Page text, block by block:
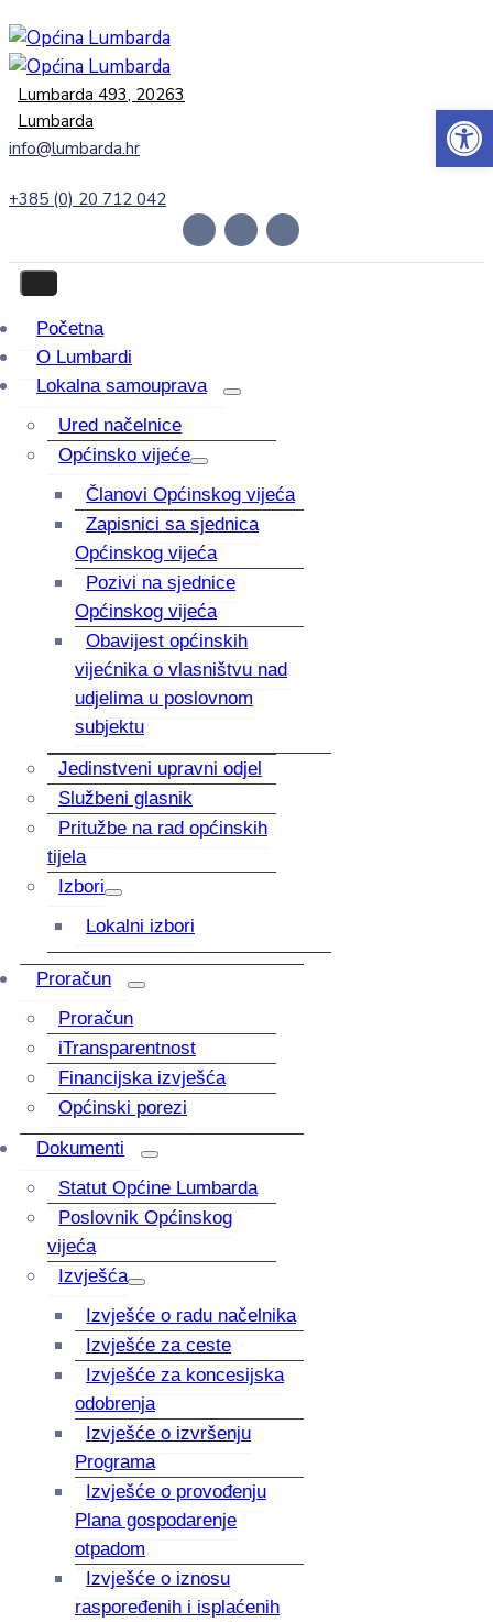
Lumbarda 493, 20263
Lumbarda
info@lumbarda.hr
+385 (0) 20 712 042
Početna
O Lumbardi
Lokalna samouprava
Ured načelnice
Općinsko vijeće
Članovi Općinskog vijeća
Zapisnici sa sjednica
Općinskog vijeća
Pozivi na sjednice
Općinskog vijeća
Obavijest općinskih
vijećnika o vlasništvu nad
udjelima u poslovnom
subjektu
Jedinstveni upravni odjel
Službeni glasnik
Pritužbe na rad općinskih
tijela
Izbori
Lokalni izbori
Proračun
Proračun
iTransparentnost
Financijska izvješća
Općinski porezi
Dokumenti
Statut Općine Lumbarda
Poslovnik Općinskog
vijeća
Izvješća
Izvješće o radu načelnika
Izvješće za ceste
Izvješće za koncesijska
odobrenja
Izvješće o izvršenju
Programa
Izvješće o provođenju
Plana gospodarenje
otpadom
Izvješće o iznosu
raspoređenih i isplaćenih